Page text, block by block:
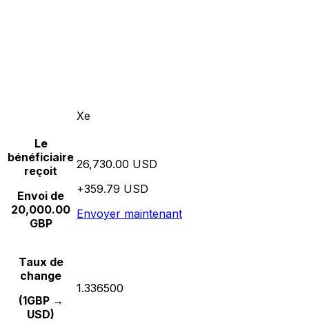
Xe
Le
bénéficiaire
reçoit
Envoi de
20,000.00
GBP
26,730.00 USD
+359.79 USD
Envoyer maintenant
Taux de
change
(1GBP →
USD)
1.336500